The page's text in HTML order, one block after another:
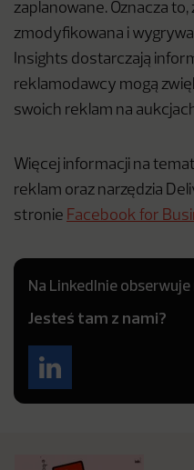
zaplanowane. Oznacza
zmodyfikowana i
Insights dostarczają
reklamodawcy mogą
swoich reklam na
Więcej informacji na
reklam oraz narzędzia
stronie Facebook for
Na LinkedInie
Jesteś tam z nami?